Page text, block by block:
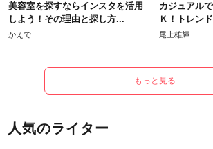
美容室を探すならインスタを活用
しよう！その理由と探し方...
かえで
カジュアル
Ｋ！トレン
尾上雄輝
もっと見る
人気のライター